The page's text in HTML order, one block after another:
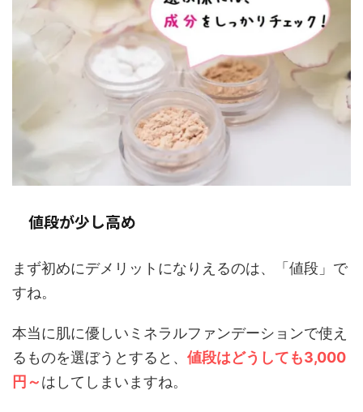
値段が少し高め
まず初めにデメリットになりえるのは、「値段」で
すね。
本当に肌に優しいミネラルファンデーションで使え
るものを選ぼうとすると、 値段はどうしても3,000
円～はしてしまいますね。